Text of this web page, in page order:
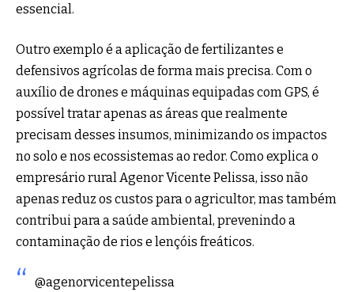
essencial.
Outro exemplo é a aplicação de fertilizantes e
defensivos agrícolas de forma mais precisa. Com o
auxílio de drones e máquinas equipadas com GPS, é
possível tratar apenas as áreas que realmente
precisam desses insumos, minimizando os impactos
no solo e nos ecossistemas ao redor. Como explica o
empresário rural Agenor Vicente Pelissa, isso não
apenas reduz os custos para o agricultor, mas também
contribui para a saúde ambiental, prevenindo a
contaminação de rios e lençóis freáticos.
@agenorvicentepelissa